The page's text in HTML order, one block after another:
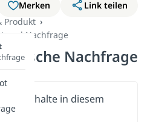
Merken
Link teilen
Produkt
und Nachfrage
Nachfrage
Inhalte in diesem